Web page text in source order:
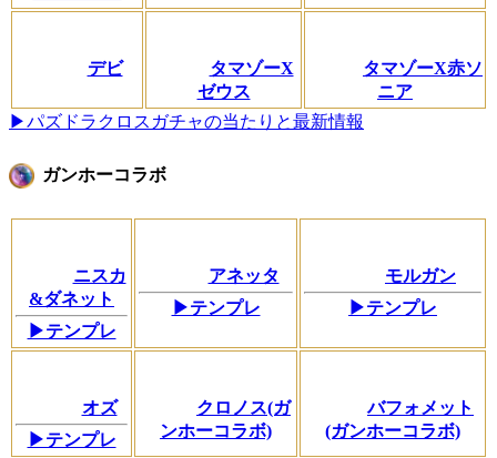
デビ
タマゾーX
ゼウス
タマゾーX赤ソ
ニア
▶パズドラクロスガチャの当たりと最新情報
ガンホーコラボ
ニスカ
&ダネット
▶テンプレ
アネッタ
▶テンプレ
モルガン
▶テンプレ
オズ
▶テンプレ
クロノス(ガ
ンホーコラボ)
バフォメット
(ガンホーコラボ)